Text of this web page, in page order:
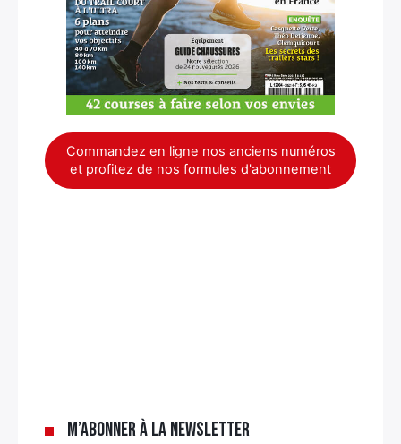
Commandez en ligne nos anciens numéros
et profitez de nos formules d'abonnement
M’abonner à la newsletter
Rechercher